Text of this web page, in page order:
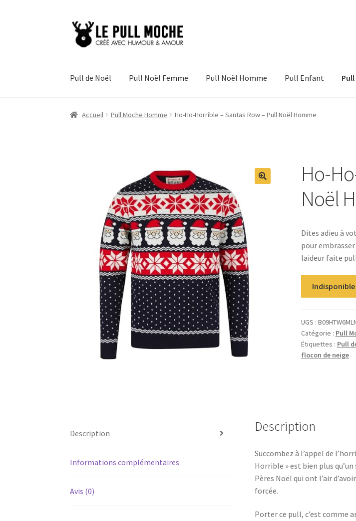
Aller
Aller
au
Pull de Noël Pull Noël Femme Pull Noël Homme Pull Enfant
Accueil Pull Moche Homme Ho-Ho-Horrible – Santas Row – Pull Noël Homme
Ho-
Noël
Dites adieu à
pour
laideur faite
UGS :
Catégorie : Pull
Étiquettes : Pull
flocon de neige
Description
Informations complémentaires
Avis (0)
Description
Succombez à l’appel de
Horrible » est bien plus
Pères Noël qui ont l’air
forcée.
Porter ce pull, c’est comme